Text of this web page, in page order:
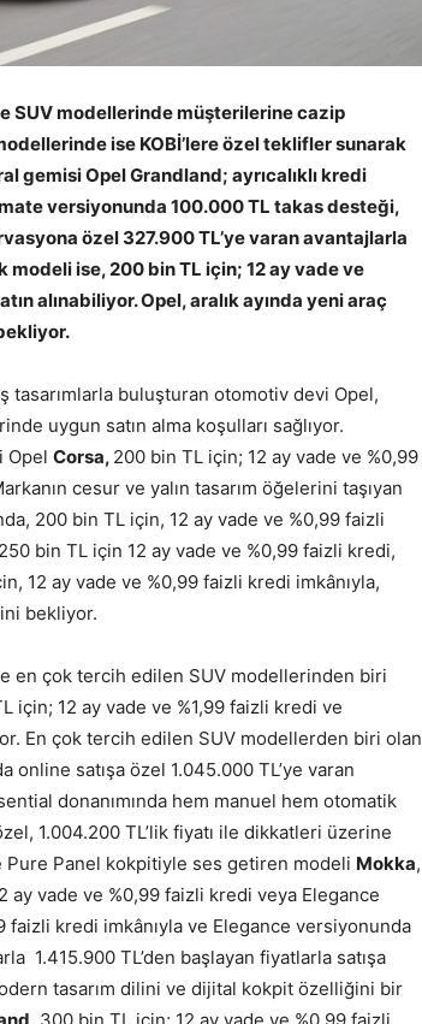
SUV modellerinde müşterilerine cazip
ise KOBİ’lere özel teklifler sunarak
gemisi Opel Grandland; ayrıcalıklı kredi
versiyonunda 100.000 TL takas desteği,
özel 327.900 TL’ye varan avantajlarla
ise, 200 bin TL için; 12 ay vade ve
alınabiliyor. Opel, aralık ayında yeni araç
buluşturan otomotiv devi Opel,
uygun satın alma koşulları sağlıyor.
Opel Corsa, 200 bin TL için; 12 ay vade ve %0,99
cesur ve yalın tasarım öğelerini taşıyan
200 bin TL için, 12 ay vade ve %0,99 faizli
bin TL için 12 ay vade ve %0,99 faizli kredi,
12 ay vade ve %0,99 faizli kredi imkânıyla,
bekliyor.
en çok tercih edilen SUV modellerinden biri
için; 12 ay vade ve %1,99 faizli kredi ve
En çok tercih edilen SUV modellerden biri olan
online satışa özel 1.045.000 TL’ye varan
donanımında hem manuel hem otomatik
1.004.200 TL’lik fiyatı ile dikkatleri üzerine
Pure Panel kokpitiyle ses getiren modeli Mokka,
ay vade ve %0,99 faizli kredi veya Elegance
faizli kredi imkânıyla ve Elegance versiyonunda
1.415.900 TL’den başlayan fiyatlarla satışa
tasarım dilini ve dijital kokpit özelliğini bir